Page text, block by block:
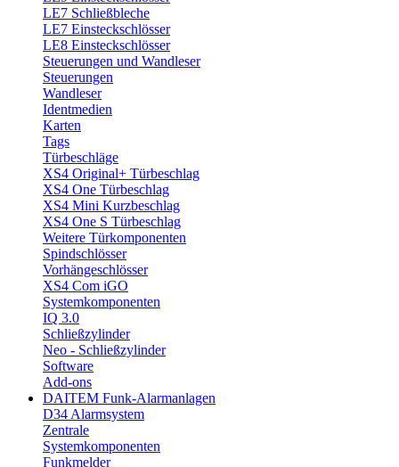
LE7 Schließbleche
LE7 Einsteckschlösser
LE8 Einsteckschlösser
Steuerungen und Wandleser
Steuerungen
Wandleser
Identmedien
Karten
Tags
Türbeschläge
XS4 Original+ Türbeschlag
XS4 One Türbeschlag
XS4 Mini Kurzbeschlag
XS4 One S Türbeschlag
Weitere Türkomponenten
Spindschlösser
Vorhängeschlösser
XS4 Com iGO
Systemkomponenten
IQ 3.0
Schließzylinder
Neo - Schließzylinder
Software
Add-ons
DAITEM Funk-Alarmanlagen
D34 Alarmsystem
Zentrale
Systemkomponenten
Funkmelder